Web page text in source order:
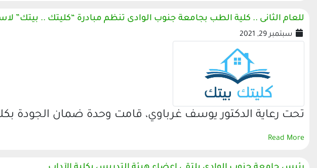
للعام الثانى .. كلية الطب بجامعة جنوب الوادى تنظم مبادرة “كليتك .. بيتك”
سبتمبر 29, 2021
تحت رعاية الدكتور يوسف غرباوي، قامت وحدة ضمان الجودة
Read More